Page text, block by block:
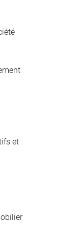
et